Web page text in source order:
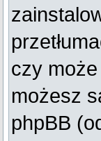
czy
możesz
phpBB